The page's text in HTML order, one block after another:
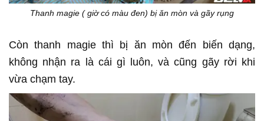
Thanh magie ( giờ có màu đen) bị ăn mòn và gãy rụng
Còn thanh magie thì bị ăn mòn đến biến dạng,
không nhận ra là cái gì luôn, và cũng gãy rời khi
vừa chạm tay.